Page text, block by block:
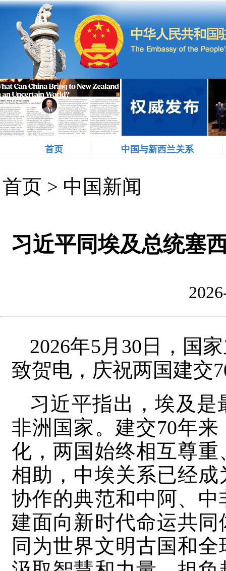
首页 中国与新西兰关系
首页 > 中国新闻
习近平同埃及总统塞
2026年5月30日，国
致贺电，庆祝两国建交
习近平指出，埃及
非洲国家。建交70年
化，两国始终相互尊
相助，中埃关系已经
协作的典范和中阿、
建面向新时代命运共
同为世界文明古国和